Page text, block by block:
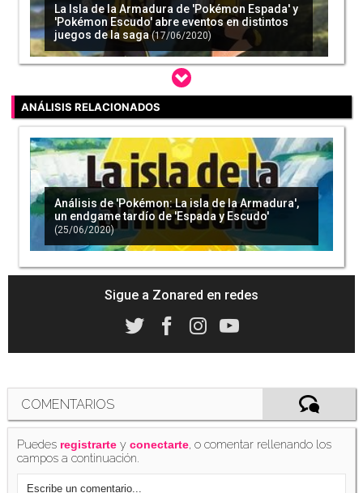
La Isla de la Armadura de 'Pokémon Espada' y
'Pokémon Escudo' abre eventos en distintos
juegos de la saga (17/06/2020)
Se anuncia la fecha del primer pack DLC de
'Pokémon Espada' y 'Pokémon Escudo'
(02/06/2020)
Los DLC de 'Pokémon Espada' y 'Pokémon
Escudo' detallan su contenido (05/06/2020)
ANÁLISIS RELACIONADOS
Análisis de 'Pokémon: La isla de la Armadura',
un endgame tardío de 'Espada y Escudo'
(25/06/2020)
Sigue a Zonared en redes
COMENTARIOS
Puedes registrarte yconectarte, o comentar rellenando los
campos a continuación.